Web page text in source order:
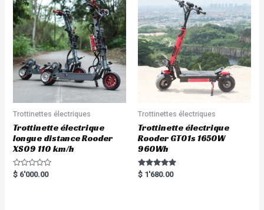
Trottinettes électriques
Trottinette électrique
longue distance Rooder
XS09 110 km/h
R
a
$ 6'000.00
Trottinettes électriques
Trottinette électrique
Rooder GT01s 1650W
960Wh
Rated
5.00
$ 1'680.00